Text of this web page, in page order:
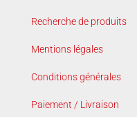
Recherche de produits
Mentions légales
Conditions générales
Paiement / Livraison